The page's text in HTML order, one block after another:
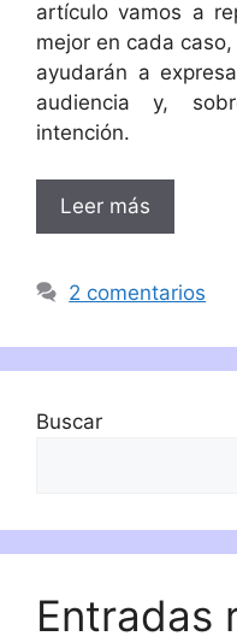
artículo vamos a
mejor en cada
ayudarán a
audiencia y,
intención.
Leer más
2 comentarios
Buscar
Entradas